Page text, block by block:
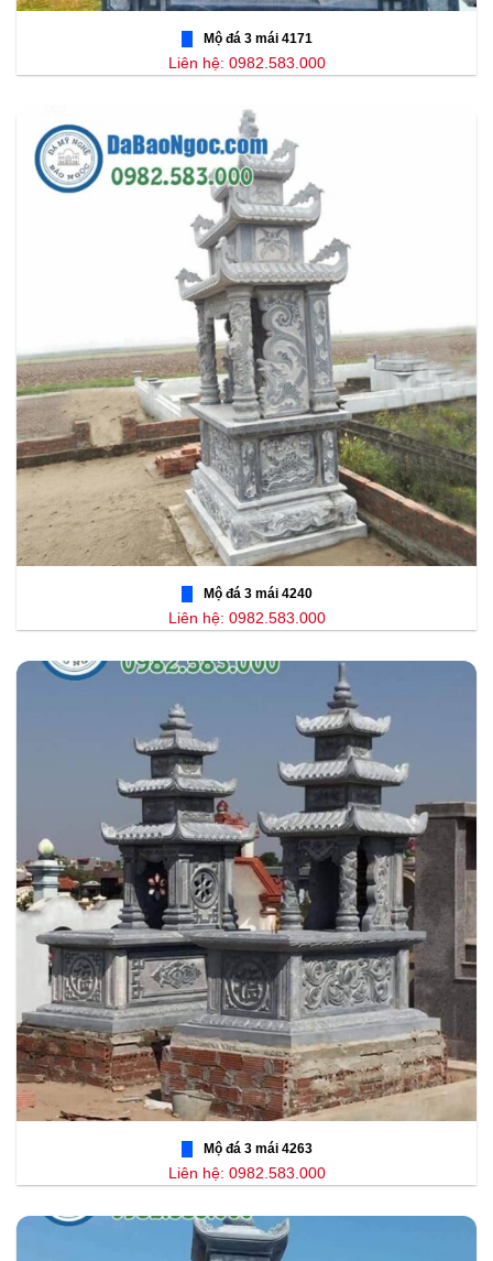
Mộ đá 3 mái 4171
Liên hệ: 0982.583.000
Mộ đá 3 mái 4240
Liên hệ: 0982.583.000
Mộ đá 3 mái 4263
Liên hệ: 0982.583.000